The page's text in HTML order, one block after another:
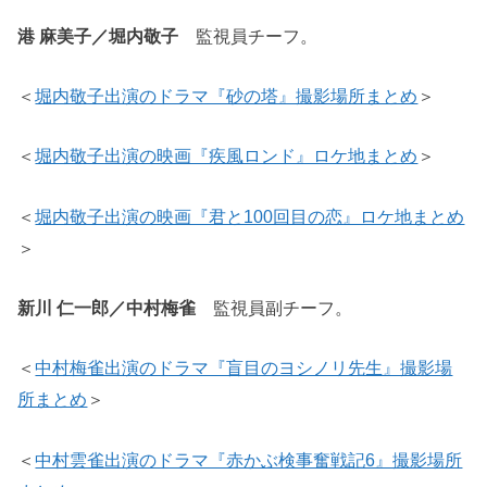
港 麻美子／堀内敬子 監視員チーフ。
＜堀内敬子出演のドラマ『砂の塔』撮影場所まとめ ＞
＜堀内敬子出演の映画『疾風ロンド』ロケ地まとめ ＞
＜堀内敬子出演の映画『君と100回目の恋』ロケ地まとめ
＞
新川 仁一郎／中村梅雀 監視員副チーフ。
＜中村梅雀出演のドラマ『盲目のヨシノリ先生』撮影場
所まとめ ＞
＜中村雲雀出演のドラマ『赤かぶ検事奮戦記6』撮影場所